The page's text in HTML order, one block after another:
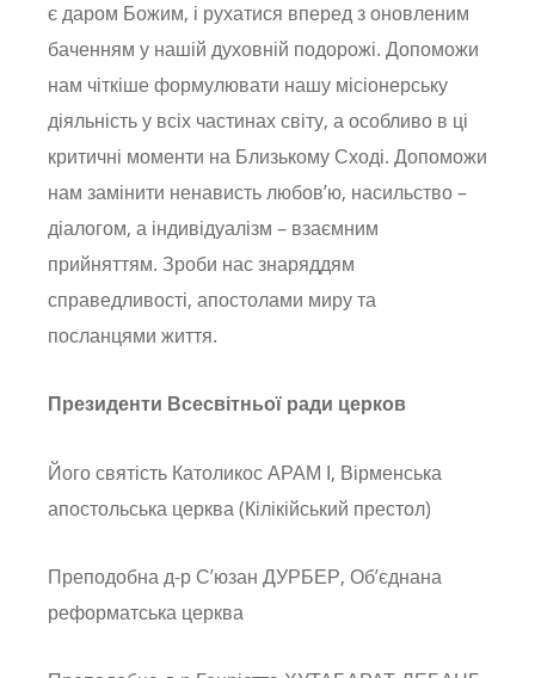
є даром Божим, і рухатися вперед з оновленим
баченням у нашій духовній подорожі. Допоможи
нам чіткіше формулювати нашу місіонерську
діяльність у всіх частинах світу, а особливо в ці
критичні моменти на Близькому Сході. Допоможи
нам замінити ненависть любов’ю, насильство –
діалогом, а індивідуалізм – взаємним
прийняттям. Зроби нас знаряддям
справедливості, апостолами миру та
посланцями життя.
Президенти Всесвітньої ради церков
Його святість Католикос АРАМ І, Вірменська
апостольська церква (Кілікійський престол)
Преподобна д-р С’юзан ДУРБЕР, Об’єднана
реформатська церква